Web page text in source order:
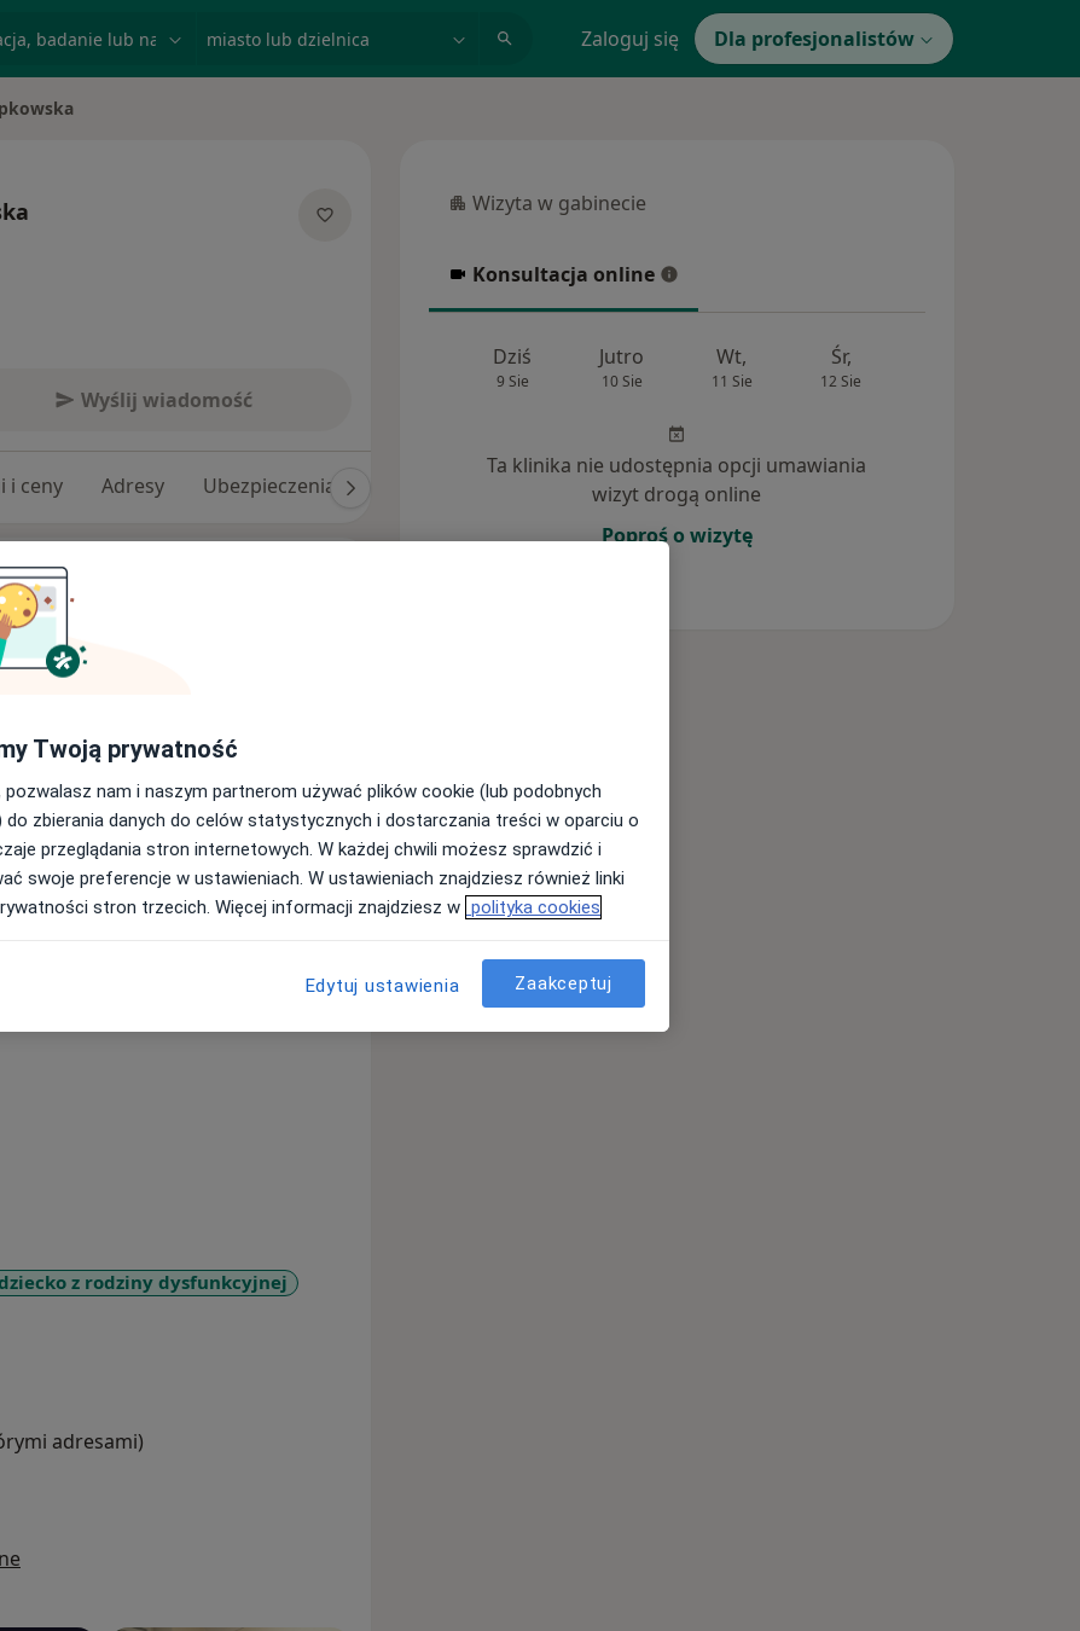
Zaloguj się Dla profesjonalistów
Wyślij wiadomość
i ceny Adresy Ubezpieczenia Odpowiedzi na pytania (3)
przestrzeń, w której poczujesz
wspierając ich w życiowych
psychologii klinicznej (obecnie w
Zajmuję się również
opieram się na sprawdzonych,
najważniejszy jest dla mnie
uważnością i troską.
z przyszłymi specjalistami,
najlepszej drogi wsparcia. Jeżeli
skontaktuj się w wiadomości.
dziecko z rodziny dysfunkcyjnej
adresami)
Wizyta w gabinecie
Wizyta w gabinecie
Konsultacja online
Konsultacja online
Dziś
9 Sie
Jutro
10 Sie
Wt,
11 Sie
Śr,
12 Sie
Ta klinika nie udostępnia opcji umawiania
wizyt drogą online
Poproś o wizytę
Twoją prywatność
pozwalasz nam i naszym partnerom używać plików cookie (lub podobnych
do zbierania danych do celów statystycznych i dostarczania treści w oparciu o
przeglądania stron internetowych. W każdej chwili możesz sprawdzić i
swoje preferencje w ustawieniach. W ustawieniach znajdziesz również linki
stron trzecich. Więcej informacji znajdziesz w polityka cookies
Edytuj ustawienia Zaakceptuj